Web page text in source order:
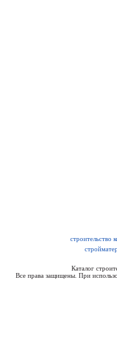
строительство
Каталог
Все права защищены. При